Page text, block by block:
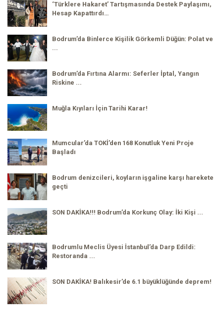
‘Türklere Hakaret’ Tartışmasında Destek Paylaşımı,
Hesap Kapattırdı…
Bodrum’da Binlerce Kişilik Görkemli Düğün: Polat ve
...
Bodrum’da Fırtına Alarmı: Seferler İptal, Yangın
Riskine ...
Muğla Kıyıları İçin Tarihi Karar!
Mumcular’da TOKİ’den 168 Konutluk Yeni Proje
Başladı
Bodrum denizcileri, koyların işgaline karşı harekete
geçti
SON DAKİKA!!! Bodrum’da Korkunç Olay: İki Kişi ...
Bodrumlu Meclis Üyesi İstanbul’da Darp Edildi:
Restoranda ...
SON DAKİKA! Balıkesir’de 6.1 büyüklüğünde deprem!